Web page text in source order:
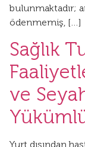
bulunmaktadır;
ödenmemiş, […]
Sağlık
ve
Yurt dışından